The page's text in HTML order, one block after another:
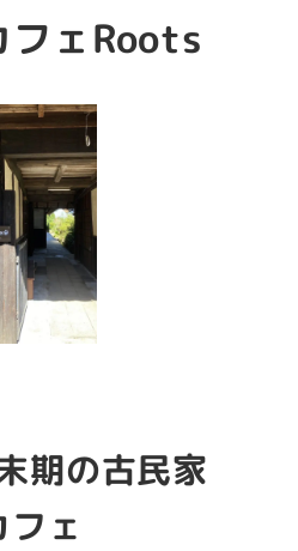
フェRoots
期の古民家
フェ